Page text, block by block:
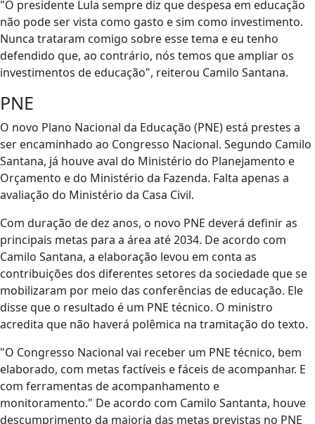
"O presidente Lula sempre diz que despesa em educação
não pode ser vista como gasto e sim como investimento.
Nunca trataram comigo sobre esse tema e eu tenho
defendido que, ao contrário, nós temos que ampliar os
investimentos de educação", reiterou Camilo Santana.
PNE
O novo Plano Nacional da Educação (PNE) está prestes a
ser encaminhado ao Congresso Nacional. Segundo Camilo
Santana, já houve aval do Ministério do Planejamento e
Orçamento e do Ministério da Fazenda. Falta apenas a
avaliação do Ministério da Casa Civil.
Com duração de dez anos, o novo PNE deverá definir as
principais metas para a área até 2034. De acordo com
Camilo Santana, a elaboração levou em conta as
contribuições dos diferentes setores da sociedade que se
mobilizaram por meio das conferências de educação. Ele
disse que o resultado é um PNE técnico. O ministro
acredita que não haverá polêmica na tramitação do texto.
"O Congresso Nacional vai receber um PNE técnico, bem
elaborado, com metas factíveis e fáceis de acompanhar. E
com ferramentas de acompanhamento e
monitoramento." De acordo com Camilo Santanta, houve
descumprimento da maioria das metas previstas no PNE